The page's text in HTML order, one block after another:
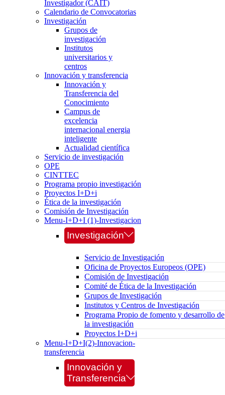
Investigador (CAIT)
Calendario de Convocatorias
Investigación
Grupos de
investigación
Institutos
universitarios y
centros
Innovación y transferencia
Innovación y
Transferencia del
Conocimiento
Campus de
excelencia
internacional energia
inteligente
Actualidad científica
Servicio de investigación
OPE
CINTTEC
Programa propio investigación
Proyectos I+D+i
Ética de la investigación
Comisión de Investigación
Menu-I+D+I (1)-Investigacion
Investigación
Servicio de Investigación
Oficina de Proyectos Europeos (OPE)
Comisión de Investigación
Comité de Ética de la Investigación
Grupos de Investigación
Institutos y Centros de Investigación
Programa Propio de fomento y desarrollo de
la investigación
Proyectos I+D+i
Menu-I+D+I(2)-Innovacion-
transferencia
Innovación y
Transferencia